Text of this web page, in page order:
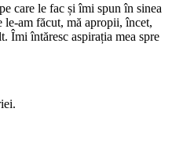
care le fac și îmi spun în sinea
le-am făcut, mă apropii, încet,
Îmi întăresc aspirația mea spre